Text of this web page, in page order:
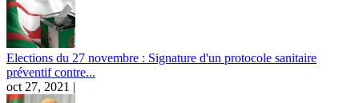
Elections du 27 novembre : Signature d'un protocole sanitaire
préventif contre...
oct 27, 2021 |